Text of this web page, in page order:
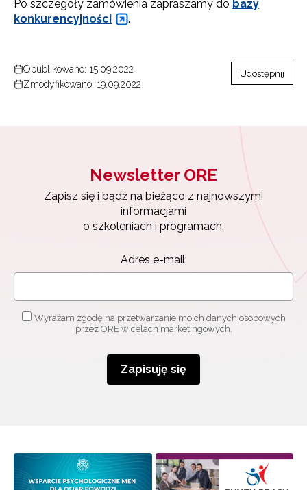
Po szczegóły zamówienia zapraszamy do bazy
konkurencyjności
.
Opublikowano: 15.09.2022
Zmodyfikowano: 19.09.2022
Udostępnij
Newsletter ORE
Zapisz się i bądź na bieżąco z najnowszymi
informacjami
o szkoleniach i programach.
Adres e-mail:
Wyrażam zgodę na przetwarzanie moich danych osobowych
przez ORE w celach marketingowych.
Zapisuję się